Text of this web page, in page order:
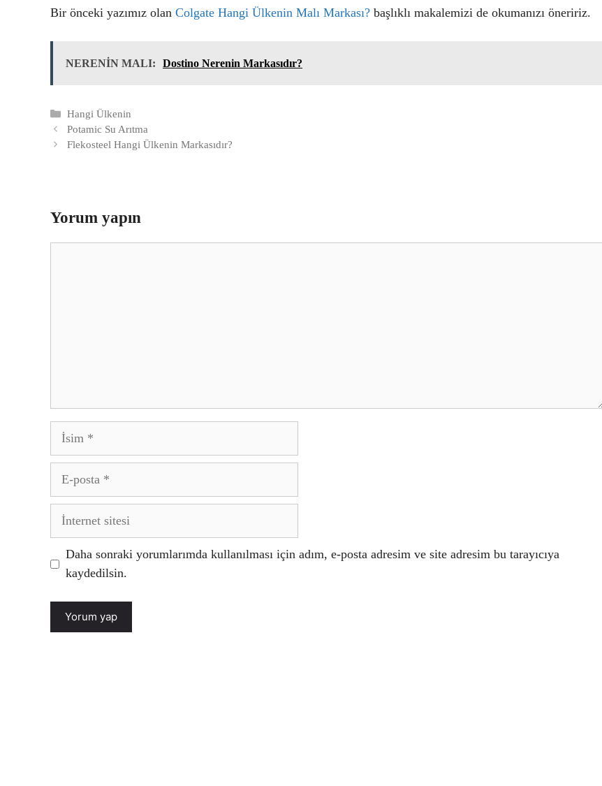
Bir önceki yazımız olan Colgate Hangi Ülkenin Malı Markası? başlıklı makalemizi de okumanızı öneririz.
NERENİN MALI: Dostino Nerenin Markasıdır?
Kategoriler
Hangi Ülkenin
Potamic Su Arıtma
Flekosteel Hangi Ülkenin Markasıdır?
Yorum yapın
İsim
posta
İnternet
Daha sonraki yorumlarımda kullanılması için adım, e-posta adresim ve site adresim bu tarayıcıya
kaydedilsin.